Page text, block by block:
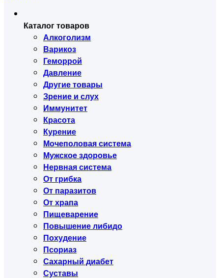
Каталог товаров
Алкоголизм
Варикоз
Геморрой
Давление
Другие товары
Зрение и слух
Иммунитет
Красота
Курение
Мочеполовая система
Мужское здоровье
Нервная система
От грибка
От паразитов
От храпа
Пищеварение
Повышение либидо
Похудение
Псориаз
Сахарный диабет
Суставы